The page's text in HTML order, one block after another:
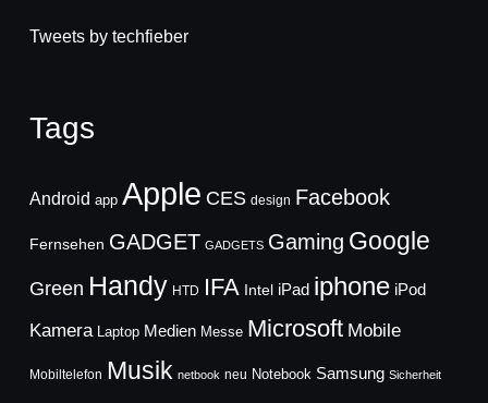
Tweets by techfieber
Tags
Android app Apple CES design Facebook
Fernsehen GADGET GADGETS Gaming Google
Green Handy HTD IFA Intel iPad iphone iPod
Kamera Laptop Medien Messe Microsoft Mobile
Mobiltelefon Musik netbook neu Notebook Samsung Sicherheit